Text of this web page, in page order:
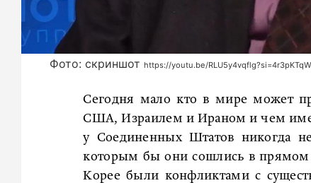
Фото: скриншот https://youtu.be/
Сегодня мало кто в мире может
США, Израилем и Ираном и чем
у Соединенных Штатов никогда
которым бы они сошлись в прямом
Корее были конфликтами с